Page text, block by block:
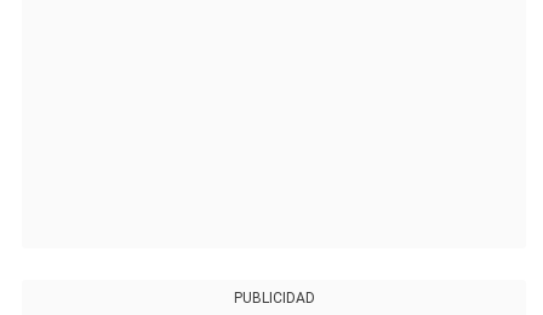
PUBLICIDAD